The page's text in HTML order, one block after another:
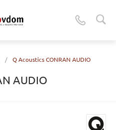
/ Q Acoustics CONRAN AUDIO
AUDIO